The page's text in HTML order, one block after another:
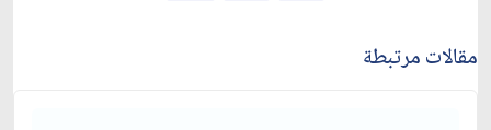
مقالات مرتبطة